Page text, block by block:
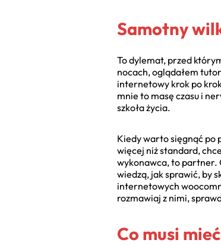
Samotny
To dylemat, przed
nocach, oglądałem
internetowy krok po
mnie to masę czasu i
szkoła życia.
Kiedy warto sięgnąć po
więcej niż standard,
wykonawca, to partner.
wiedzą, jak sprawić, by
internetowych
rozmawiaj z nimi,
Co musi